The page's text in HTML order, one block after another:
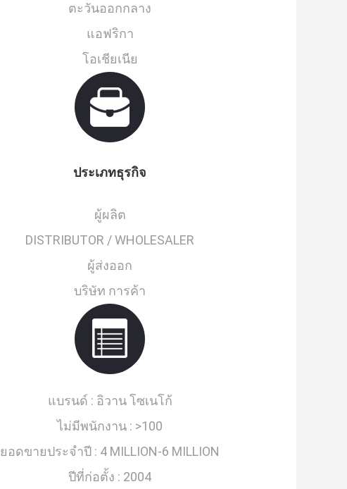
ตะวันออกกลาง
แอฟริกา
โอเชียเนีย
ประเภทธุรกิจ
ผู้ผลิต
DISTRIBUTOR / WHOLESALER
ผู้ส่งออก
บริษัท การค้า
แบรนด์ : อิวาน โซเนโก้
ไม่มีพนักงาน : >100
ยอดขายประจำปี : 4 MILLION-6 MILLION
ปีที่ก่อตั้ง : 2004